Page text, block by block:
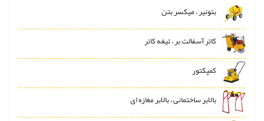
بتونیر ، میکسر بتن
کاتر آسفالت بر ، تیغه کاتر
کمپکتور
بالابر ساختمانی ، بالابر مغازه ای